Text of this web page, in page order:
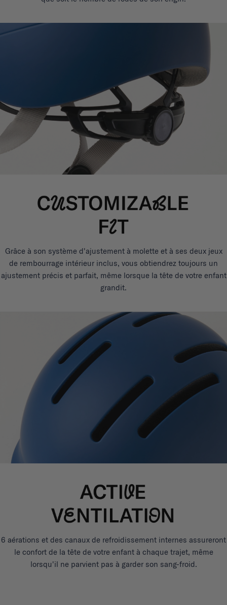
Grâce à son système d'ajustement à molette et à ses deux jeux
de rembourrage intérieur inclus, vous obtiendrez toujours un
ajustement précis et parfait, même lorsque la tête de votre enfant
grandit.
6 aérations et des canaux de refroidissement internes assureront
le confort de la tête de votre enfant à chaque trajet, même
lorsqu'il ne parvient pas à garder son sang-froid.